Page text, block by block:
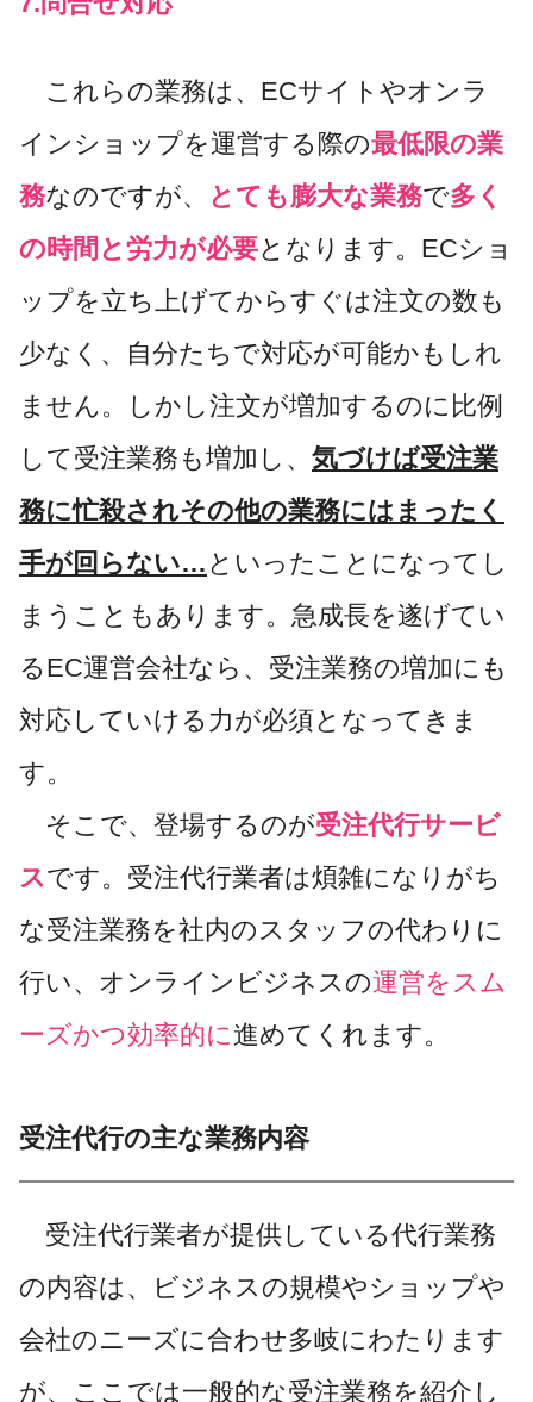
これらの業務は、ECサイトやオンラ
インショップを運営する際の最低限の業
務なのですが、 とても膨大な業務で多く
の時間と労力が必要となります。ECショ
ップを立ち上げてからすぐは注文の数も
少なく、自分たちで対応が可能かもしれ
ません。しかし注文が増加するのに比例
して受注業務も増加し、 気づけば受注業
務に忙殺されその他の業務にはまったく
手が回らない… といったことになってし
まうこともあります。急成長を遂げてい
るEC運営会社なら、受注業務の増加にも
対応していける力が必須となってきま
す。
そこで、登場するのが受注代行サービ
スです。受注代行業者は煩雑になりがち
な受注業務を社内のスタッフの代わりに
行い、オンラインビジネスの運営をスム
ーズかつ効率的に進めてくれます。
受注代行の主な業務内容
受注代行業者が提供している代行業務
の内容は、ビジネスの規模やショップや
会社のニーズに合わせ多岐にわたります
が、ここでは一般的な受注業務を紹介し